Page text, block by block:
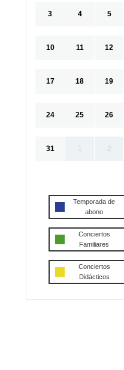
3 4 5
10 11 12
17 18 19
24 25 26
31 1 2
Temporada de
abono
Conciertos
Familiares
Conciertos
Didácticos